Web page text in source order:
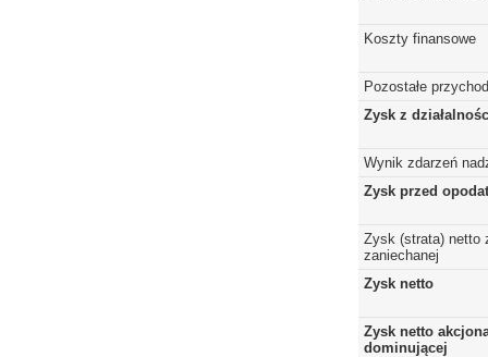
Koszty finansowe
Pozostałe
Zysk z
Wynik zdarzeń
Zysk przed
Zysk (strata) netto
zaniechanej
Zysk netto
Zysk netto
dominującej